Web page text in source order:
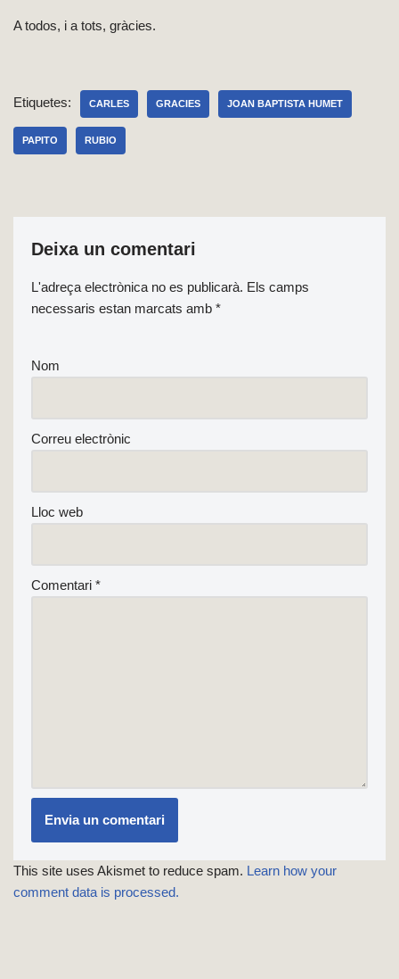
A todos, i a tots, gràcies.
Etiquetes: CARLES GRACIES JOAN BAPTISTA HUMET
PAPITO RUBIO
Deixa un comentari
L'adreça electrònica no es publicarà. Els camps
necessaris estan marcats amb *
Nom
Correu electrònic
Lloc web
Comentari *
This site uses Akismet to reduce spam. Learn how your
comment data is processed.